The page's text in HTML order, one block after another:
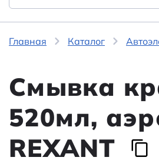
Главная Каталог
Смывка
520мл,
REXANT